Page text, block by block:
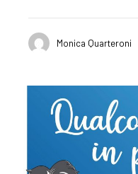
Monica Quarteroni